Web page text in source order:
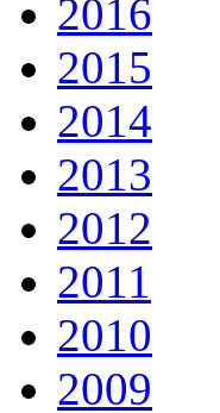
2016
2015
2014
2013
2012
2011
2010
2009